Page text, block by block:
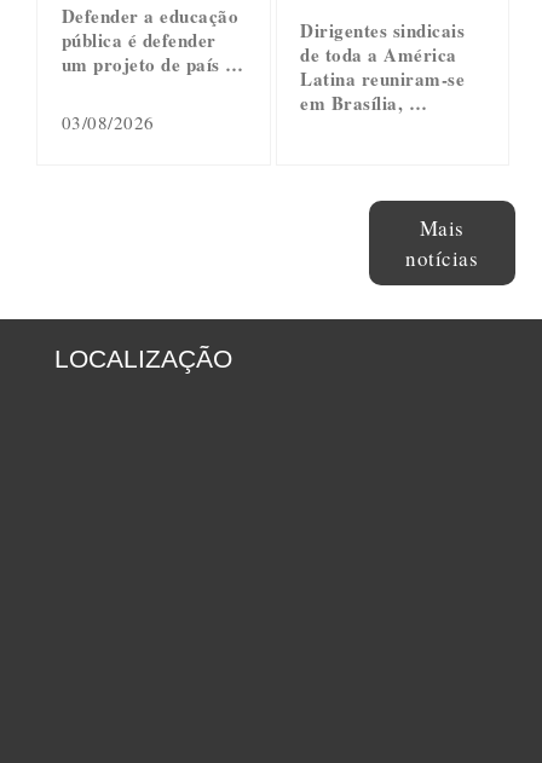
Defender a educação
pública é defender
um projeto de país …
03/08/2026
Dirigentes sindicais
de toda a América
Latina reuniram-se
em Brasília, …
Mais
notícias
LOCALIZAÇÃO